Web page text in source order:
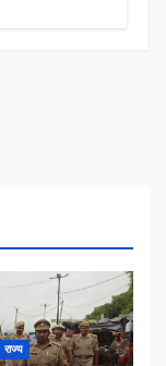
राज्य